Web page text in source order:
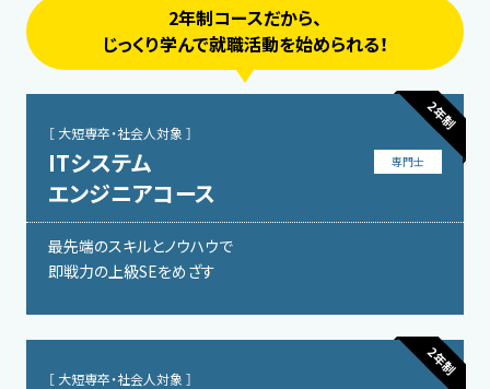
2年制コースだから、
じっくり学んで就職活動を始められる！
2年制
［ 大短専卒・社会人対象 ］
ITシステム
エンジニアコース
専門士
最先端のスキルとノウハウで
即戦力の上級SEをめざす
2年制
［ 大短専卒・社会人対象 ］